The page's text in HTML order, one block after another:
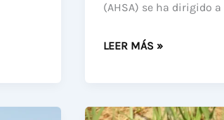
(AHSA) se ha dirigido a
AHSA
LEER MÁS »